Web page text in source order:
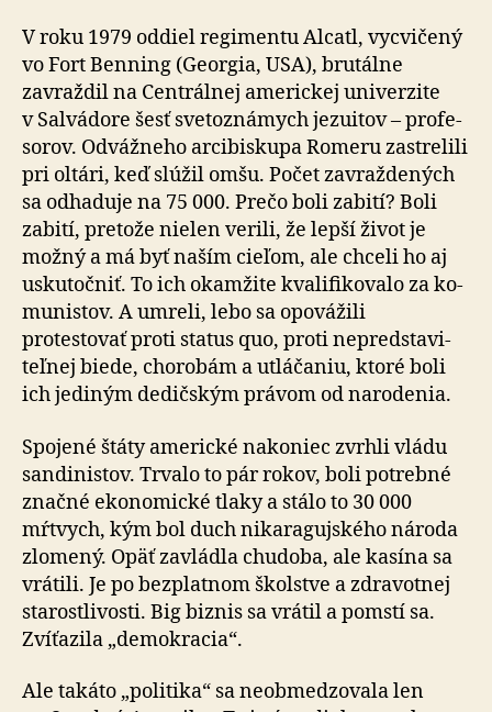
V roku 1979 oddiel regimentu Alcatl, vycvičený
vo Fort Benning (Georgia, USA), brutálne
zavraždil na Cen­trálnej americkej uni­ver­zite
v Sal­vá­dore šesť sveto­zná­mych jezuitov – pro­fe­
so­rov. Odvážneho arci­biskupa Romeru zastrelili
pri oltári, keď slúžil omšu. Počet zavraž­de­ných
sa odhaduje na 75 000. Prečo boli zabití? Boli
zabití, pre­tože nielen verili, že lepší život je
možný a má byť naším cieľom, ale chceli ho aj
usku­toč­niť. To ich okam­žite kva­li­fi­ko­valo za ko­
mu­nistov. A umreli, lebo sa opovážili
protestovať proti status quo, proti ne­pred­sta­vi­
teľ­nej biede, chorobám a utlá­ča­niu, ktoré boli
ich jediným dedičským právom od na­ro­denia.
Spojené štáty americké nakoniec zvrhli vládu
sandinistov. Trvalo to pár rokov, boli potrebné
značné ekonomické tlaky a stálo to 30 000
mŕtvych, kým bol duch nika­ra­guj­ského národa
zlomený. Opäť zavládla chudoba, ale kasína sa
vrátili. Je po bez­plat­nom školstve a zdra­vot­nej
sta­rostli­vosti. Big biznis sa vrátil a pomstí sa.
Zvíťazila „demo­kracia“.
Ale takáto „politika“ sa neobmedzovala len